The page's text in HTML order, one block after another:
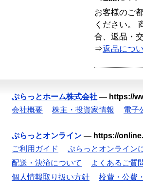
お客様のご
ください。
合、返品・
⇒返品につ
ぷらっとホーム株式会社 — https://
会社概要
株主・投資家情報 電子
ぷらっとオンライン — https://
ご利用ガイド
ぷらっとオンライン
配送・決済について
よくあるご質
個人情報取り扱い方針
校費・公費